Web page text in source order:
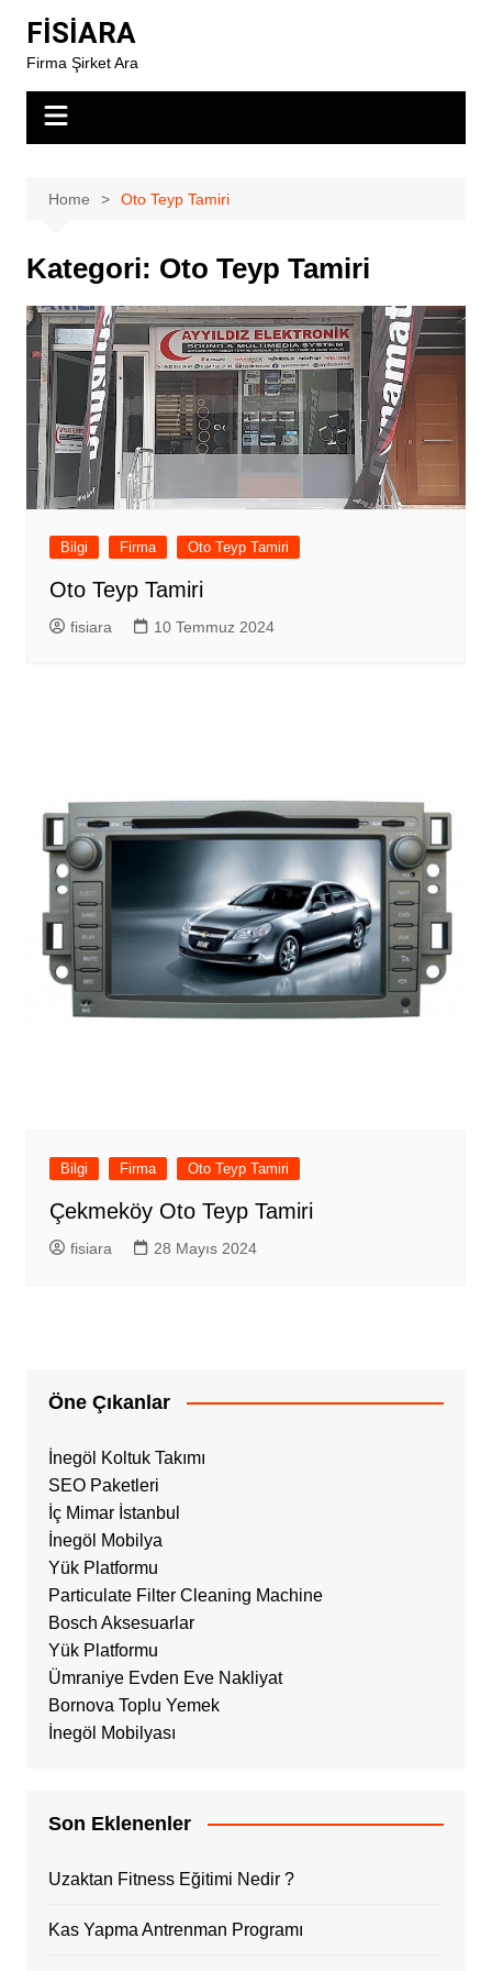
content
FİSİARA
Firma Şirket Ara
Home Oto Teyp Tamiri
Kategori: Oto Teyp Tamiri
Bilgi Firma Oto Teyp Tamiri
Oto Teyp Tamiri
fisiara 10 Temmuz 2024
Bilgi Firma Oto Teyp Tamiri
Çekmeköy Oto Teyp Tamiri
fisiara 28 Mayıs 2024
Öne Çıkanlar
İnegöl Koltuk Takımı
SEO Paketleri
İç Mimar İstanbul
İnegöl Mobilya
Yük Platformu
Particulate Filter Cleaning Machine
Bosch Aksesuarlar
Yük Platformu
Ümraniye Evden Eve Nakliyat
Bornova Toplu Yemek
İnegöl Mobilyası
Son Eklenenler
Uzaktan Fitness Eğitimi Nedir ?
Kas Yapma Antrenman Programı